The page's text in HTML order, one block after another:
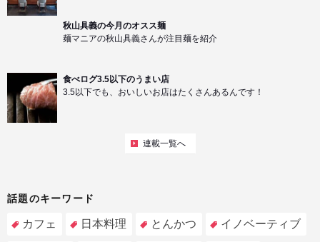
秋山具義の今月のオスス麺
麺マニアの秋山具義さんが注目麺を紹介
食べログ3.5以下のうまい店
3.5以下でも、おいしいお店はたくさんあるんです！
連載一覧へ
話題のキーワード
カフェ 日本料理 とんかつ イノベーティブ